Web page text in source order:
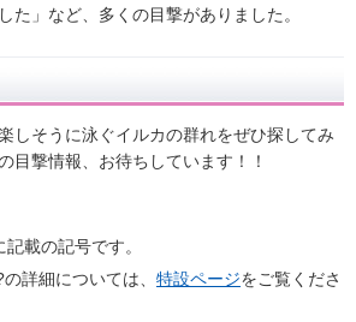
た」など、多くの目撃がありました。
しそうに泳ぐイルカの群れをぜひ探してみ
目撃情報、お待ちしています！！
記載の記号です。
詳細については、 特設ページをご覧くださ